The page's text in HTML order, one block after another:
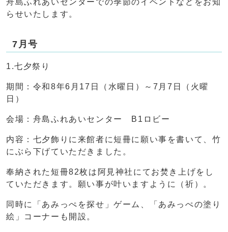
舟島ふれあいセンターでの季節のイベントなどをお知
らせいたします。
7月号
1.七夕祭り
期間：令和8年6月17日（水曜日）～7月7日（火曜
日）
会場：舟島ふれあいセンター B1ロビー
内容：七夕飾りに来館者に短冊に願い事を書いて、竹
にぶら下げていただきました。
奉納された短冊82枚は阿見神社にてお焚き上げをし
ていただきます。願い事が叶いますように（祈）。
同時に「あみっぺを探せ」ゲーム、「あみっぺの塗り
絵」コーナーも開設。